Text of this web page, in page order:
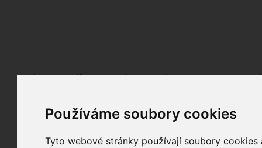
Používáme soubory cookies
Tyto webové stránky používají soubory
Lidé PRO účet Nabídky Fórum Galerie